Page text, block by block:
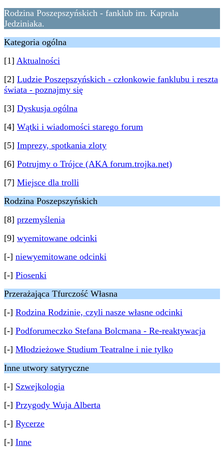
Rodzina Poszepszyńskich - fanklub im. Kaprala
Jedziniaka.
Kategoria ogólna
[1] Aktualności
[2] Ludzie Poszepszyńskich - członkowie fanklubu i reszta
świata - poznajmy się
[3] Dyskusja ogólna
[4] Wątki i wiadomości starego forum
[5] Imprezy, spotkania zloty
[6] Potrujmy o Trójce (AKA forum.trojka.net)
[7] Miejsce dla trolli
Rodzina Poszepszyńskich
[8] przemyślenia
[9] wyemitowane odcinki
[-] niewyemitowane odcinki
[-] Piosenki
Przerażająca Tfurczość Własna
[-] Rodzina Rodzinie, czyli nasze własne odcinki
[-] Podforumeczko Stefana Bolcmana - Re-reaktywacja
[-] Młodzieżowe Studium Teatralne i nie tylko
Inne utwory satyryczne
[-] Szwejkologia
[-] Przygody Wuja Alberta
[-] Rycerze
[-] Inne